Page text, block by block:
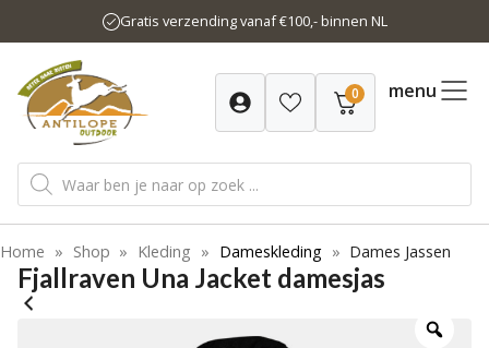
naar
inhoud
Gratis verzending vanaf €100,- binnen NL
0 menu
Producten
zoeken
Home » Shop » Kleding » Dameskleding » Dames Jassen
Fjallraven Una Jacket damesjas